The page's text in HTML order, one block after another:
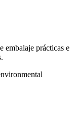
embalaje prácticas e